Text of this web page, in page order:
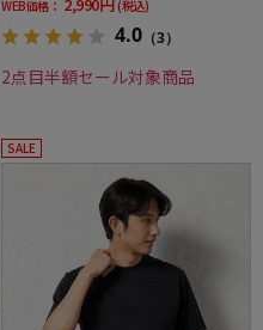
WEB価格： (税込)
4.0 （3）
2点目半額セール対象商品
SALE